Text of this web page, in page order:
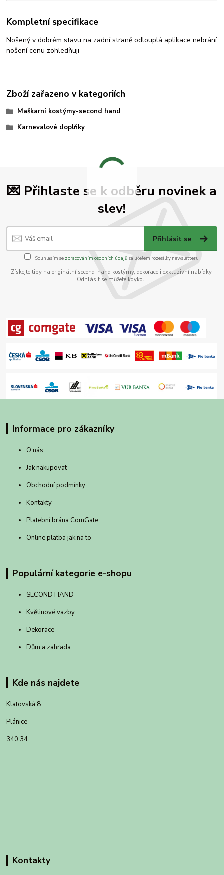
Kompletní specifikace
Nošený v dobrém stavu na zadní straně odlouplá aplikace nebrání
nošení cenu zohledňuji
Zboží zařazeno v kategoriích
Maškarní kostýmy-second hand
Karnevalové doplňky
💌 Přihlaste se k odběru novinek a
slev!
Přihlásit se
Souhlasím se zpracováním osobních údajůza účelem rozesílky newsletteru.
Získejte tipy na originální second-hand kostýmy, dekorace i exkluzivní nabídky.
Odhlásit se můžete kdykoli.
Informace pro zákazníky
O nás
Jak nakupovat
Obchodní podmínky
Kontakty
Platební brána ComGate
Online platba jak na to
Populární kategorie e-shopu
SECOND HAND
Květinové vazby
Dekorace
Dům a zahrada
Kde nás najdete
Klatovská 8
Plánice
340 34
Kontakty